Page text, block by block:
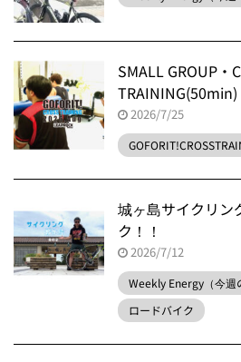
SMALL GROUP・
2026/7/25
城ヶ島サイクリン
ク！！
2026/7/12
Weekly Energy（今週
ロードバイク